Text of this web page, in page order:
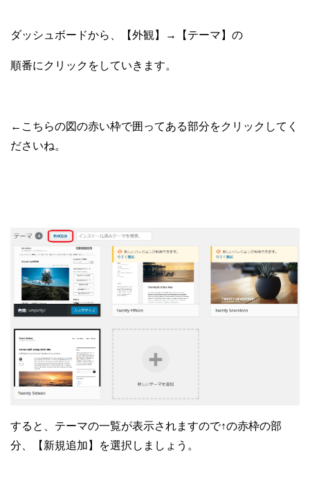
ダッシュボードから、【外観】→【テーマ】の
順番にクリックをしていきます。
←こちらの図の赤い枠で囲ってある部分をクリックしてく
ださいね。
すると、テーマの一覧が表示されますので↑の赤枠の部
分、【新規追加】を選択しましょう。